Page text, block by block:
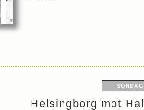
Helsingborg mot